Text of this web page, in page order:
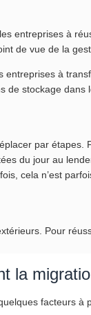
entreprises à
de vue de la
entreprises à
de stockage dans
par étapes.
du jour au
cela n’est
Pour
la
facteurs à